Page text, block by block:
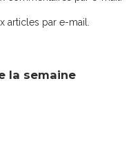
articles par e-mail.
la semaine